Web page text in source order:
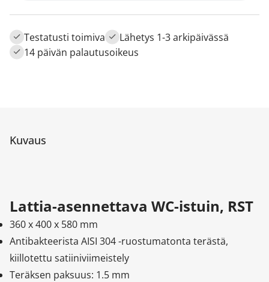
Testatusti toimiva
Lähetys 1-3 arkipäivässä
14 päivän palautusoikeus
Kuvaus
Lattia-asennettava WC-istuin, RST
360 x 400 x 580 mm
Antibakteerista AISI 304 -ruostumatonta terästä,
kiillotettu satiiniviimeistely
Teräksen paksuus: 1.5 mm